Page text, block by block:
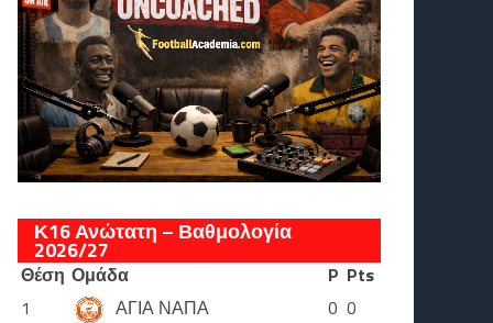
Κ16 Ανώτατη – Βαθμολογία
2026/27
Θέση Ομάδα P Pts
1
ΑΓΙΑ ΝΑΠΑ 0 0